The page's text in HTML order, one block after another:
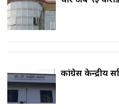
कांग्रेस केन्द्रीय